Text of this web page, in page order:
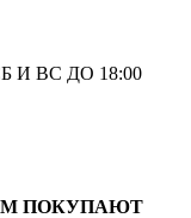
И ВС ДО 18:00
ПОКУПАЮТ